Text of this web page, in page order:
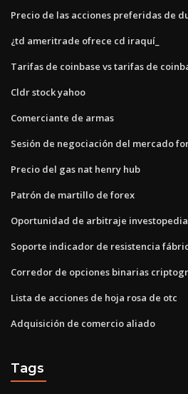
Precio de las acciones preferidas de
¿td ameritrade ofrece cd iraquí_
Tarifas de coinbase vs tarifas de
Cldr stock yahoo
Comerciante de armas
Sesión de negociación del mercado
Precio del gas nat henry hub
Patrón de martillo de forex
Oportunidad de arbitraje investopedia
Soporte indicador de resistencia
Corredor de opciones binarias
Lista de acciones de hoja rosa de otc
Adquisición de comercio aliado
Tags